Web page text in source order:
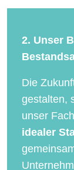
2. Unser
Die
gestalten,
unser
idealer